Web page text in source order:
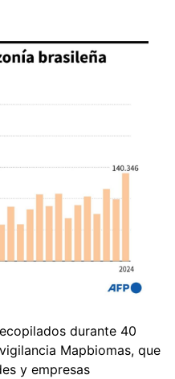
durante 40
Mapbiomas, que
y empresas